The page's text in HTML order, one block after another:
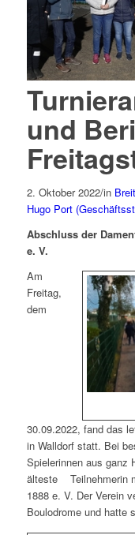
und
2. Oktober 2022/in
Hugo Port
Abschluss der
e. V.
Am
Freitag,
dem
30.09.2022, fand das
in Walldorf statt. Bei
Spielerinnen aus ganz
älteste Teilnehmerin
1888 e. V. Der Verein
Boulodrome und hatte